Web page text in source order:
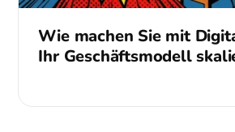
Wie machen Sie mit
Ihr Geschäftsmodell